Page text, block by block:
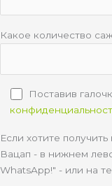
Какое количество
Поставив
Если хотите
Вацап - в нижнем
WhatsApp!" - или на